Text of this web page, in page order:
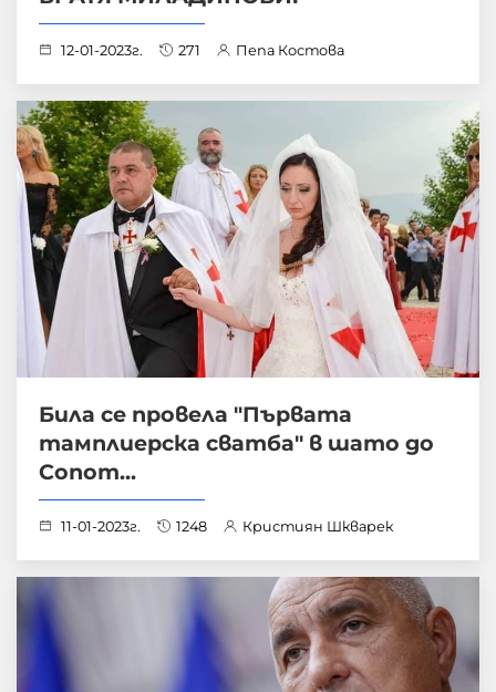
12-01-2023г. 271 Пепа Костова
Била се провела "Първата
тамплиерска сватба" в шато до
Сопот...
11-01-2023г. 1248 Кристиян Шкварек